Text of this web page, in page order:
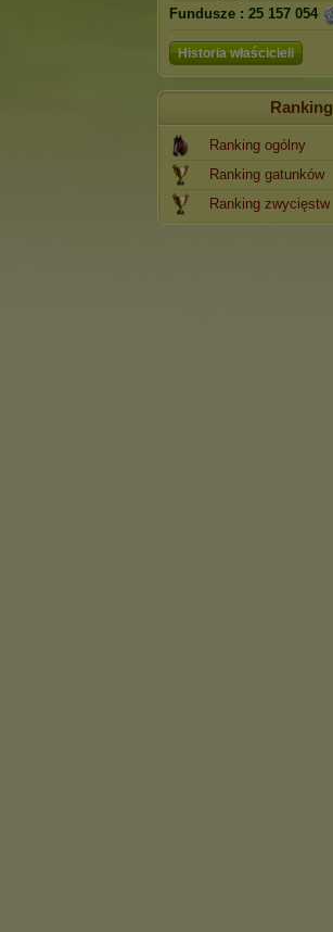
Fundusze : 25 157 054
Historia właścicieli
Ranking
Ranking ogólny
Ranking gatunków
Ranking zwycięstw